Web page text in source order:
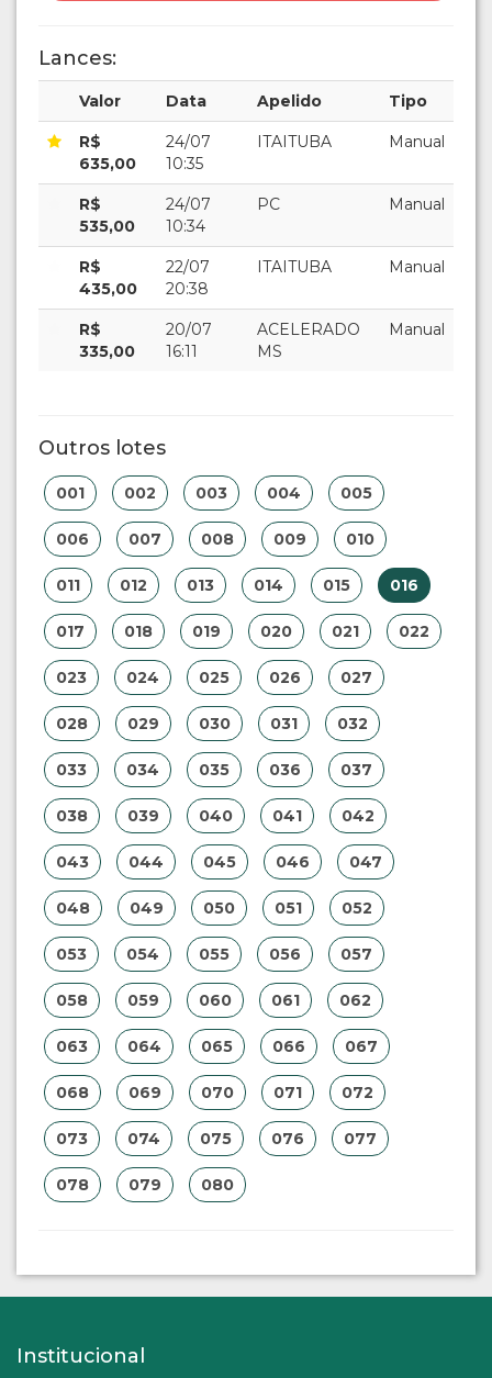
Lances:
Valor Data Apelido Tipo
R$
635,00
24/07
10:35
ITAITUBA Manual
R$
535,00
24/07
10:34
PC Manual
R$
435,00
22/07
20:38
ITAITUBA Manual
R$
335,00
20/07
16:11
ACELERADO
MS
Manual
Outros lotes
001 002 003 004 005
006 007 008 009 010
011 012 013 014 015 016
017 018 019 020 021 022
023 024 025 026 027
028 029 030 031 032
033 034 035 036 037
038 039 040 041 042
043 044 045 046 047
048 049 050 051 052
053 054 055 056 057
058 059 060 061 062
063 064 065 066 067
068 069 070 071 072
073 074 075 076 077
078 079 080
Institucional